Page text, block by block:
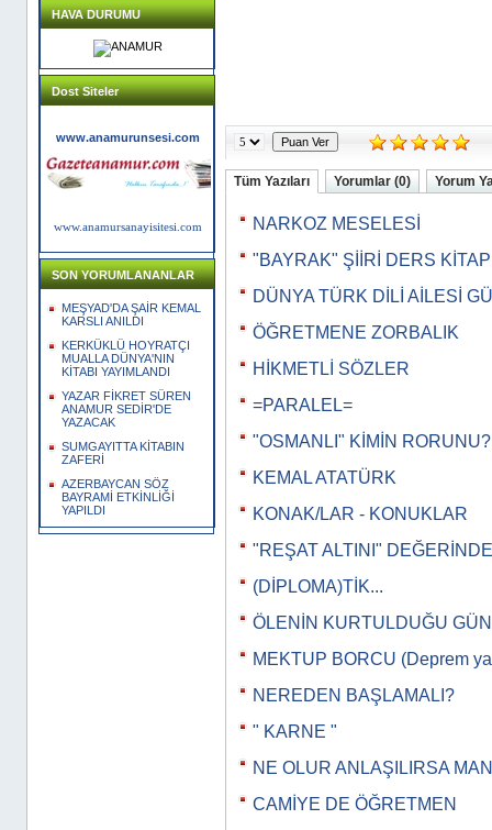
HAVA DURUMU
Dost Siteler
www.anamurunsesi.com
www.anamursanayisitesi.com
SON YORUMLANANLAR
MEŞYAD'DA ŞAİR KEMAL
KARSLI ANILDI
KERKÜKLÜ HOYRATÇI
MUALLA DÜNYA'NIN
KİTABI YAYIMLANDI
YAZAR FİKRET SÜREN
ANAMUR SEDİR'DE
YAZACAK
SUMGAYITTA KİTABIN
ZAFERİ
AZERBAYCAN SÖZ
BAYRAMİ ETKİNLİĞİ
YAPILDI
Tüm Yazıları Yorumlar (0) Yorum
NARKOZ MESELESİ
"BAYRAK" ŞİİRİ DERS
DÜNYA TÜRK DİLİ AİLESİ
ÖĞRETMENE ZORBALIK
HİKMETLİ SÖZLER
=PARALEL=
"OSMANLI" KİMİN RORUNU?
KEMAL ATATÜRK
KONAK/LAR - KONUKLAR
"REŞAT ALTINI"
(DİPLOMA)TİK...
ÖLENİN KURTULDUĞU GÜN
MEKTUP BORCU (Deprem
NEREDEN BAŞLAMALI?
" KARNE "
NE OLUR ANLAŞILIRSA
CAMİYE DE ÖĞRETMEN